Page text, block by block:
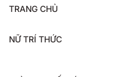
TRANG CHỦ
NỮ TRÍ THỨC